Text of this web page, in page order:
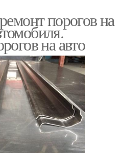
порогов на
на авто